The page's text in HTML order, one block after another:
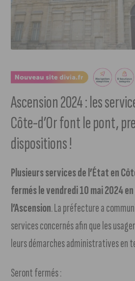
Ascension 2024 : les
Côte-d’Or font le pont,
dispositions !
Plusieurs services de l’État en
fermés le vendredi 10 mai 2024
l’Ascension. La préfecture a
services concernés afin que les
leurs démarches administratives en
Seront fermés :